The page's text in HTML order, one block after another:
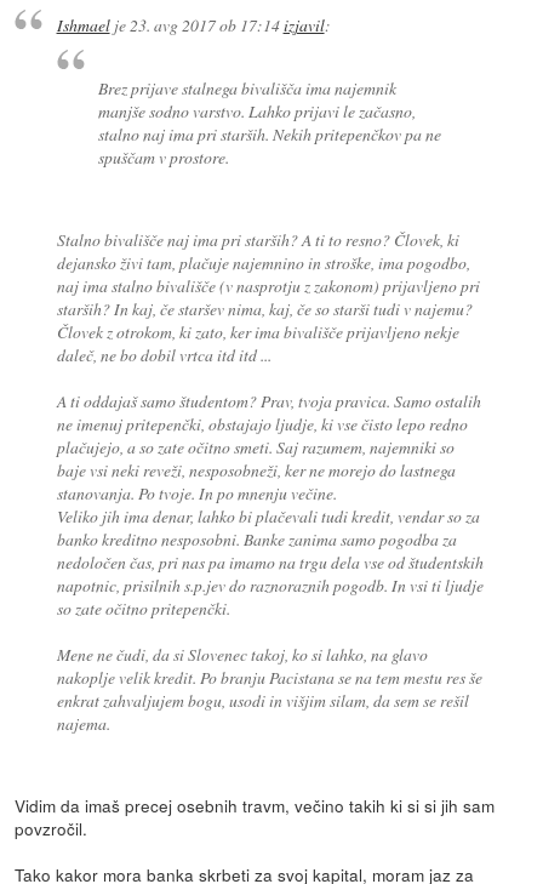
Ishmaelje23. avg 2017 ob 17:14izjavil:
Brez prijave stalnega bivališča ima najemnik
manjše sodno varstvo. Lahko prijavi le začasno,
stalno naj ima pri starših. Nekih pritepenčkov pa ne
spuščam v prostore.
Stalno bivališče naj ima pri starših? A ti to resno? Človek, ki
dejansko živi tam, plačuje najemnino in stroške, ima pogodbo,
naj ima stalno bivališče (v nasprotju z zakonom) prijavljeno pri
starših? In kaj, če staršev nima, kaj, če so starši tudi v najemu?
Človek z otrokom, ki zato, ker ima bivališče prijavljeno nekje
daleč, ne bo dobil vrtca itd itd ...
A ti oddajaš samo študentom? Prav, tvoja pravica. Samo ostalih
ne imenuj pritepenčki, obstajajo ljudje, ki vse čisto lepo redno
plačujejo, a so zate očitno smeti. Saj razumem, najemniki so
baje vsi neki reveži, nesposobneži, ker ne morejo do lastnega
stanovanja. Po tvoje. In po mnenju večine.
Veliko jih ima denar, lahko bi plačevali tudi kredit, vendar so za
banko kreditno nesposobni. Banke zanima samo pogodba za
nedoločen čas, pri nas pa imamo na trgu dela vse od študentskih
napotnic, prisilnih s.p.jev do raznoraznih pogodb. In vsi ti ljudje
so zate očitno pritepenčki.
Mene ne čudi, da si Slovenec takoj, ko si lahko, na glavo
nakoplje velik kredit. Po branju Pacistana se na tem mestu res še
enkrat zahvaljujem bogu, usodi in višjim silam, da sem se rešil
najema.
Vidim da imaš precej osebnih travm, večino takih ki si si jih sam
povzročil.
Tako kakor mora banka skrbeti za svoj kapital, moram jaz za